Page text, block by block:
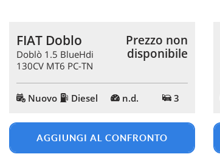
FIAT Doblo
Doblò 1.5 BlueHdi
130CV MT6 PC-TN
Prezzo non
disponibile
Nuovo Diesel n.d. 3
AGGIUNGI AL CONFRONTO
rivedere
e
modificare
tue
scelte
qualsiasi
momento.